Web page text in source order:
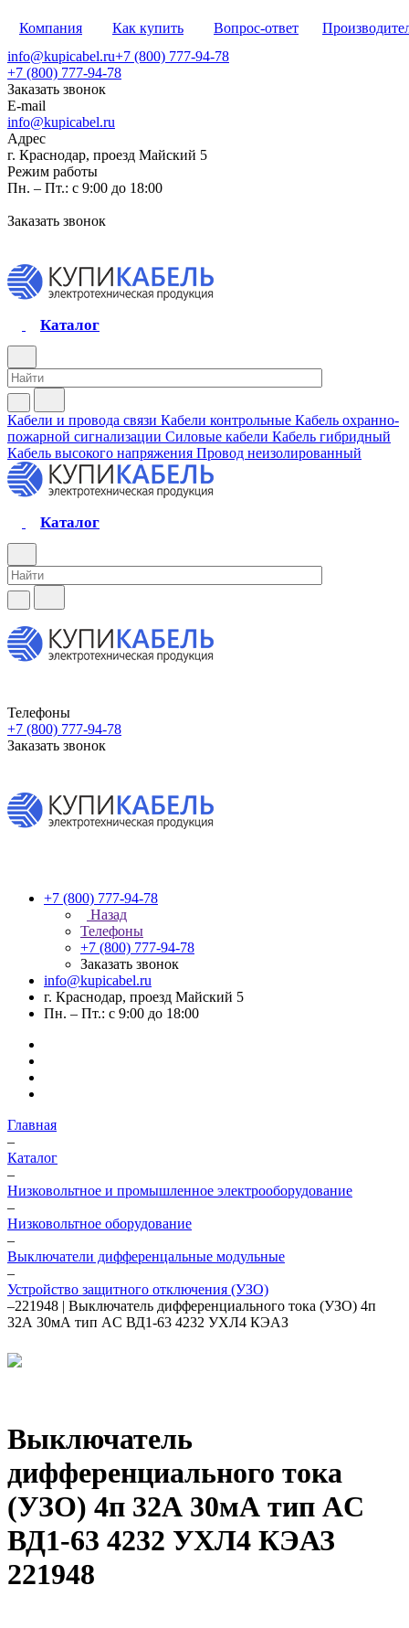
Компания Как купить Вопрос-ответ
info@kupicabel.ru+7 (800) 777-94-78
+7 (800) 777-94-78
Заказать звонок
E-mail
info@kupicabel.ru
Адрес
г. Краснодар, проезд Майский 5
Режим работы
Пн. – Пт.: с 9:00 до 18:00
Заказать звонок
Каталог
Кабели и провода связи Кабели контрольные Кабель охранно-
пожарной сигнализации Силовые кабели Кабель гибридный
Кабель высокого напряжения Провод неизолированный
Каталог
Телефоны
+7 (800) 777-94-78
Заказать звонок
+7 (800) 777-94-78
Назад
Телефоны
+7 (800) 777-94-78
Заказать звонок
info@kupicabel.ru
г. Краснодар, проезд Майский 5
Пн. – Пт.: с 9:00 до 18:00
Главная
–
Каталог
–
Низковольтное и промышленное электрооборудование
–
Низковольтное оборудование
–
Выключатели дифференцальные модульные
–
Устройство защитного отключения (УЗО)
–221948 | Выключатель дифференциального тока (УЗО) 4п
32А 30мА тип AC ВД1-63 4232 УХЛ4 КЭАЗ
Выключатель
дифференциального тока
(УЗО) 4п 32А 30мА тип AC
ВД1-63 4232 УХЛ4 КЭАЗ
221948